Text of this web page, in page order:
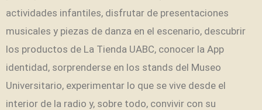
actividades infantiles, disfrutar de presentaciones
musicales y piezas de danza en el escenario, descubrir
los productos de La Tienda UABC, conocer la App
identidad, sorprenderse en los stands del Museo
Universitario, experimentar lo que se vive desde el
interior de la radio y, sobre todo, convivir con su